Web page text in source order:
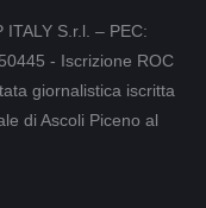
S.r.l. – PEC:
- Iscrizione ROC
giornalistica iscritta
di Ascoli Piceno al